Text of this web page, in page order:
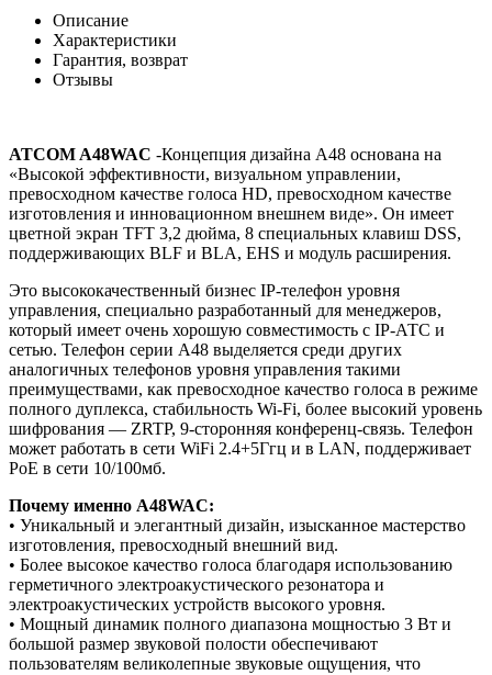
Описание
Характеристики
Гарантия, возврат
Отзывы
ATCOM A48WAC -Концепция дизайна A48 основана на
«Высокой эффективности, визуальном управлении,
превосходном качестве голоса HD, превосходном качестве
изготовления и инновационном внешнем виде». Он имеет
цветной экран TFT 3,2 дюйма, 8 специальных клавиш DSS,
поддерживающих BLF и BLA, EHS и модуль расширения.
Это высококачественный бизнес IP-телефон уровня
управления, специально разработанный для менеджеров,
который имеет очень хорошую совместимость с IP-АТС и
сетью. Телефон серии A48 выделяется среди других
аналогичных телефонов уровня управления такими
преимуществами, как превосходное качество голоса в режиме
полного дуплекса, стабильность Wi-Fi, более высокий уровень
шифрования — ZRTP, 9-сторонняя конференц-связь. Телефон
может работать в сети WiFi 2.4+5Ггц и в LAN, поддерживает
PoE в сети 10/100мб.
Почему именно A48WAC:
• Уникальный и элегантный дизайн, изысканное мастерство
изготовления, превосходный внешний вид.
• Более высокое качество голоса благодаря использованию
герметичного электроакустического резонатора и
электроакустических устройств высокого уровня.
• Мощный динамик полного диапазона мощностью 3 Вт и
большой размер звуковой полости обеспечивают
пользователям великолепные звуковые ощущения, что